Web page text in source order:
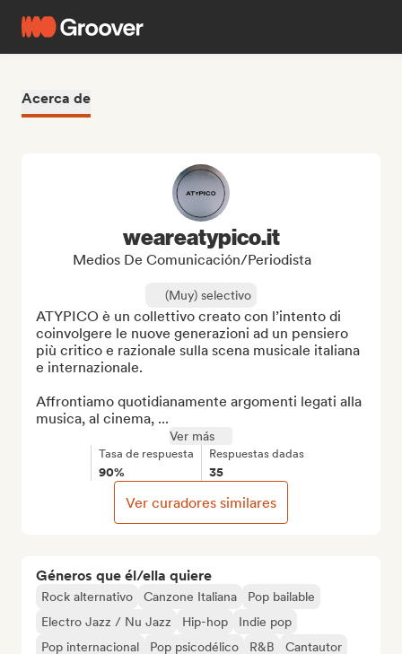
Acerca de
Géneros que él/ella quiere
Rock alternativo Canzone Italiana
Pop bailable
Electro Jazz / Nu Jazz
Hip-hop
Indie pop
Pop internacional
Pop psicodélico R&B Cantautor
weareatypico.it
Medios De Comunicación/Periodista
(Muy) selectivo
ATYPICO è un collettivo creato con l’intento di
coinvolgere le nuove generazioni ad un pensiero
più critico e razionale sulla scena musicale italiana
e internazionale.
Affrontiamo quotidianamente argomenti legati alla
musica, al cinema, ...
Ver más
Tasa de respuesta
90%
Respuestas dadas
35
Ver curadores similares